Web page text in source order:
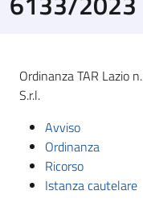
Ordinanza TAR Lazio
S.r.l.
Avviso
Ordinanza
Ricorso
Istanza cautelare